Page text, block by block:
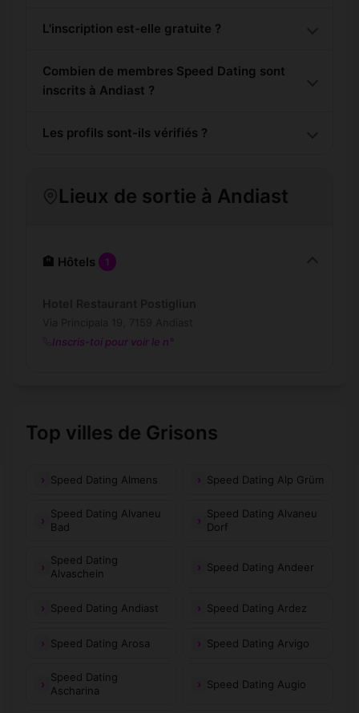
L'inscription est-elle gratuite ?
Combien de membres Speed Dating sont
inscrits à Andiast ?
Les profils sont-ils vérifiés ?
Lieux de sortie à Andiast
🏨 Hôtels 1
Inscris-toi pour voir le n°
Top villes de Grisons
Speed Dating Almens Speed Dating Alp Grüm
Speed Dating Alvaneu
Bad
Speed Dating Alvaneu
Dorf
Speed Dating
Alvaschein
Speed Dating Andeer
Speed Dating Andiast Speed Dating Ardez
Speed Dating Arosa Speed Dating Arvigo
Speed Dating
Ascharina
Speed Dating Augio